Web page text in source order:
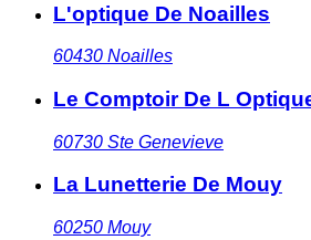
L'optique De Noailles
60430 Noailles
Le Comptoir De L
60730 Ste Genevieve
La Lunetterie De Mouy
60250 Mouy